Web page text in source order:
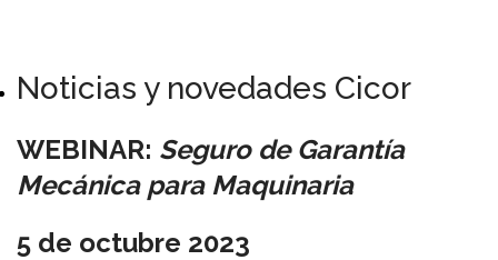
Noticias y novedades Cicor
WEBINAR: Seguro de Garantía
Mecánica para Maquinaria
5 de octubre 2023